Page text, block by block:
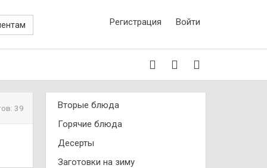
Регистрация Войти
39
Вторые блюда
Горячие блюда
Десерты
Заготовки на зиму